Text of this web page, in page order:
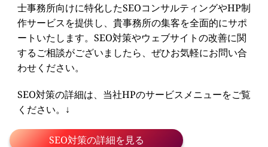
士事務所向けに特化したSEOコンサルティングやHP制
作サービスを提供し、貴事務所の集客を全面的にサポ
ートいたします。SEO対策やウェブサイトの改善に関
するご相談がございましたら、ぜひお気軽にお問い合
わせください。
SEO対策の詳細は、当社HPのサービスメニューをご覧
ください。↓
SEO対策の詳細を見る